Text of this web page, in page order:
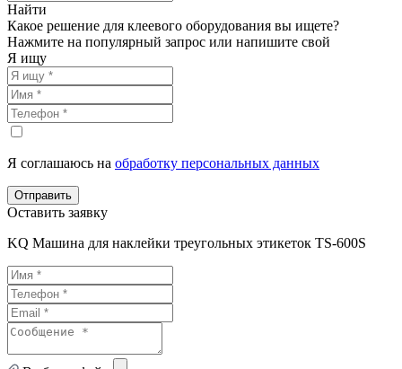
Найти
Какое решение для клеевого оборудования вы ищете?
Нажмите на популярный запрос или напишите свой
Я ищу
Я соглашаюсь на обработку персональных данных
Отправить
Оставить заявку
KQ Машина для наклейки треугольных этикеток TS-600S